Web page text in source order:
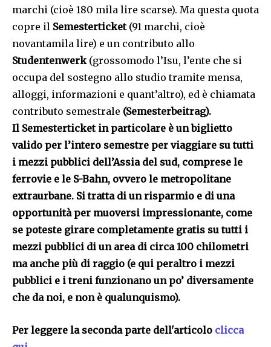
marchi (cioè 180 mila lire scarse). Ma questa quota
copre il Semesterticket (91 marchi, cioè
novantamila lire) e un contributo allo
Studentenwerk (grossomodo l’Isu, l’ente che si
occupa del sostegno allo studio tramite mensa,
alloggi, informazioni e quant’altro), ed è chiamata
contributo semestrale (Semesterbeitrag).
Il Semesterticketin particolare è un biglietto
valido per l’intero semestre per viaggiare su tutti
i mezzi pubblici dell’Assia del sud, comprese le
ferrovie e le S-Bahn, ovvero le metropolitane
extraurbane. Si tratta di un risparmio e di una
opportunità per muoversi impressionante, come
se poteste girare completamente gratis su tutti i
mezzi pubblici di un area di circa 100 chilometri
ma anche più di raggio (e qui peraltro i mezzi
pubblici e i treni funzionano un po’ diversamente
che da noi, e non è qualunquismo).
Per leggere la seconda parte dell'articolo clicca